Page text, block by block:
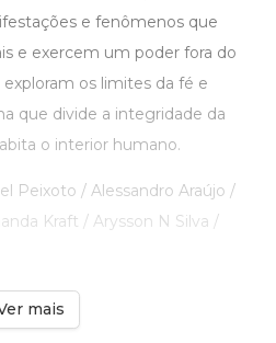
e fenômenos que
e exercem um poder fora do
os limites da fé e
que divide a integridade da
o interior humano.
Peixoto / Alessandro Araújo /
Kraft / Arysson N Silva /
mais